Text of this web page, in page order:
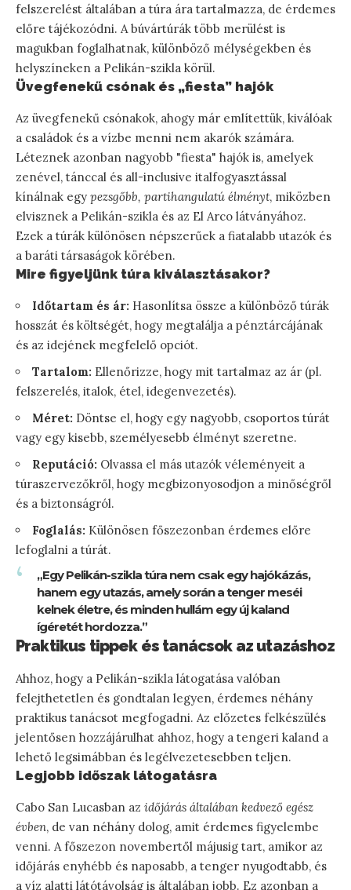
felszerelést általában a túra ára tartalmazza, de érdemes
előre tájékozódni. A búvártúrák több merülést is
magukban foglalhatnak, különböző mélységekben és
helyszíneken a Pelikán-szikla körül.
Üvegfenekű csónak és „fiesta” hajók
Az üvegfenekű csónakok, ahogy már említettük, kiválóak
a családok és a vízbe menni nem akarók számára.
Léteznek azonban nagyobb "fiesta" hajók is, amelyek
zenével, tánccal és all-inclusive italfogyasztással
kínálnak egy pezsgőbb, partihangulatú élményt, miközben
elvisznek a Pelikán-szikla és az El Arco látványához.
Ezek a túrák különösen népszerűek a fiatalabb utazók és
a baráti társaságok körében.
Mire figyeljünk túra kiválasztásakor?
Időtartam és ár: Hasonlítsa össze a különböző túrák
hosszát és költségét, hogy megtalálja a pénztárcájának
és az idejének megfelelő opciót.
Tartalom: Ellenőrizze, hogy mit tartalmaz az ár (pl.
felszerelés, italok, étel, idegenvezetés).
Méret: Döntse el, hogy egy nagyobb, csoportos túrát
vagy egy kisebb, személyesebb élményt szeretne.
Reputáció: Olvassa el más utazók véleményeit a
túraszervezőkről, hogy megbizonyosodjon a minőségről
és a biztonságról.
Foglalás: Különösen főszezonban érdemes előre
lefoglalni a túrát.
„Egy Pelikán-szikla túra nem csak egy hajókázás,
hanem egy utazás, amely során a tenger meséi
kelnek életre, és minden hullám egy új kaland
ígéretét hordozza.”
Praktikus tippek és tanácsok az utazáshoz
Ahhoz, hogy a Pelikán-szikla látogatása valóban
felejthetetlen és gondtalan legyen, érdemes néhány
praktikus tanácsot megfogadni. Az előzetes felkészülés
jelentősen hozzájárulhat ahhoz, hogy a tengeri kaland a
lehető legsimábban és legélvezetesebben teljen.
Legjobb időszak látogatásra
Cabo San Lucasban az időjárás általában kedvező egész
évben, de van néhány dolog, amit érdemes figyelembe
venni. A főszezon novembertől májusig tart, amikor az
időjárás enyhébb és naposabb, a tenger nyugodtabb, és
a víz alatti látótávolság is általában jobb. Ez azonban a